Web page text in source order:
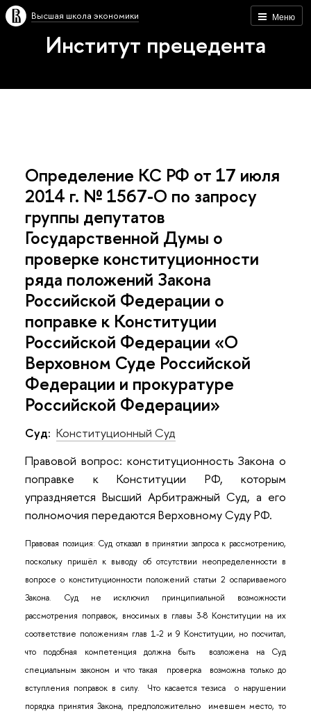
Меню
Высшая школа экономики
Институт прецедента
Определение КС РФ от 17 июля
2014 г. № 1567-О по запросу
группы депутатов
Государственной Думы о
проверке конституционности
ряда положений Закона
Российской Федерации о
поправке к Конституции
Российской Федерации «О
Верховном Суде Российской
Федерации и прокуратуре
Российской Федерации»
Суд: Конституционный Суд
Правовой вопрос: конституционность Закона о
поправке к Конституции РФ, которым
упраздняется Высший Арбитражный Суд, а его
полномочия передаются Верховному Суду РФ.
Правовая позиция: Суд отказал в принятии запроса к рассмотрению,
поскольку пришёл к выводу об отсутствии неопределенности в
вопросе о конституционности положений статьи 2 оспариваемого
Закона. Суд не исключил принципиальной возможности
рассмотрения поправок, вносимых в главы 3-8 Конституции на их
соответствие положениям глав 1-2 и 9 Конституции, но посчитал,
что подобная компетенция должна быть возложена на Суд
специальным законом и что такая проверка возможна только до
вступления поправок в силу. Что касается тезиса о нарушении
порядка принятия Закона, предположительно имевшем место, то